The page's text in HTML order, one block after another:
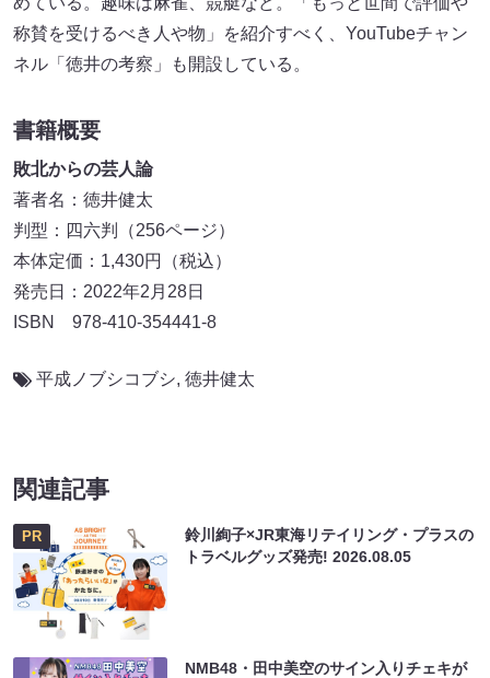
称賛を受けるべき人や物」を紹介すべく、YouTubeチャン
ネル「徳井の考察」も開設している。
書籍概要
敗北からの芸人論
著者名：徳井健太
判型：四六判（256ページ）
本体定価：1,430円（税込）
発売日：2022年2月28日
ISBN 978-410-354441-8
平成ノブシコブシ, 徳井健太
関連記事
PR
鈴川絢子×JR東海リテイリング・プラスの
トラベルグッズ発売!2026.08.05
NMB48・田中美空のサイン入りチェキが